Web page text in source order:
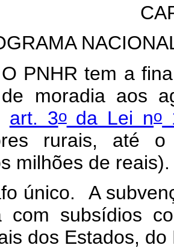
PNHR tem a
moradia aos
art. 3oda Lei no
rurais, até
milhões de reais).
único. A
com subsídios
dos Estados,